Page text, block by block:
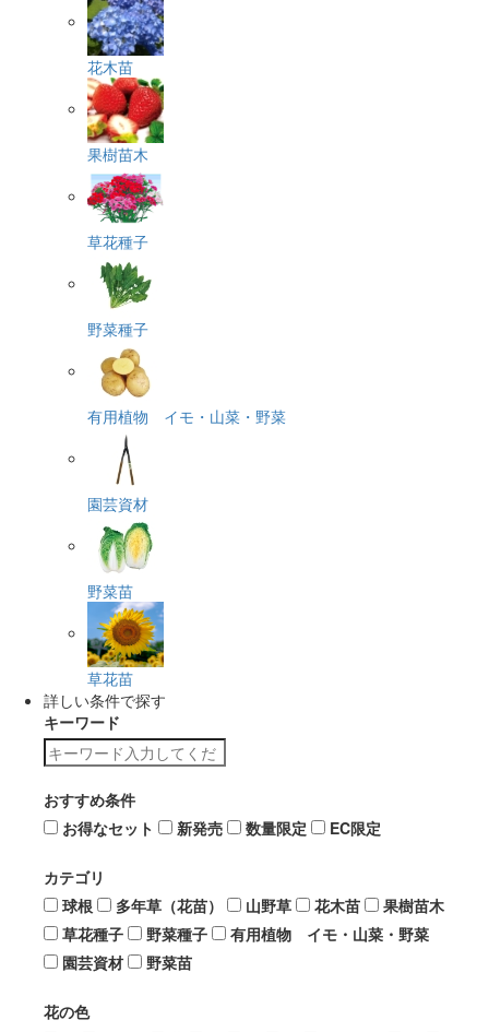
花木苗
果樹苗木
草花種子
野菜種子
有用植物 イモ・山菜・野菜
園芸資材
野菜苗
草花苗
詳しい条件で探す
キーワード
おすすめ条件
お得なセット
新発売 数量限定 EC限定
カテゴリ
球根
多年草（花苗） 山野草 花木苗
果樹苗木
草花種子
野菜種子
有用植物 イモ・山菜・野菜
園芸資材
野菜苗
花の色